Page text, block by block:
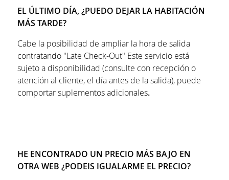
EL ÚLTIMO DÍA, ¿PUEDO DEJAR LA HABITACIÓN
MÁS TARDE?
Cabe la posibilidad de ampliar la hora de salida
contratando "Late Check-Out" Este servicio está
sujeto a disponibilidad (consulte con recepción o
atención al cliente, el día antes de la salida), puede
comportar suplementos adicionales.
HE ENCONTRADO UN PRECIO MÁS BAJO EN
OTRA WEB ¿PODEIS IGUALARME EL PRECIO?